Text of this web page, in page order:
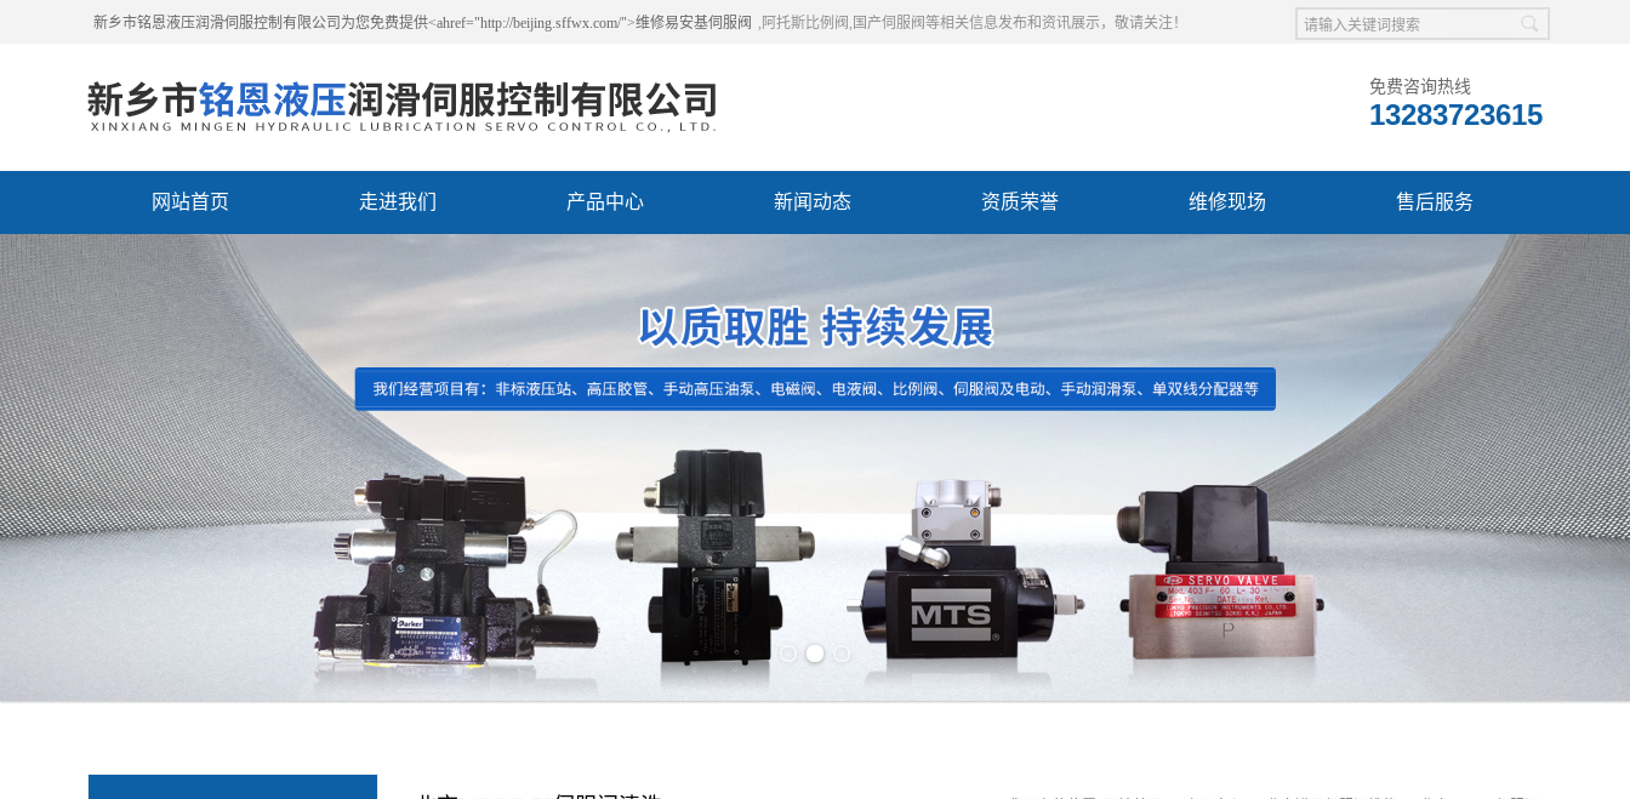
新乡市铭恩液压润滑伺服控制有限公司为您免费提供<ahref="http://beijing.sffwx.com/">维修易安基伺服阀 ,阿托斯比例阀,国产伺服阀等相关信息发布和资讯展示，敬请关注！
免费咨询热线
13283723615
网站首页 走进我们 产品中心 新闻动态 资质荣誉 维修现场 售后服务
联系我们
产品中心
PRODUCT CENTER
北京进口比例阀维修
北京MOOG 79伺服阀清洗 您现在的位置: 网站首页 > 产品中心 > 北京进口伺服阀维修 > 北京MOOG伺服阀